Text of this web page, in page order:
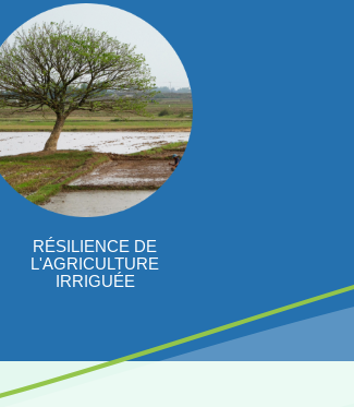
RÉSILIENCE DE
L'AGRICULTURE
IRRIGUÉE